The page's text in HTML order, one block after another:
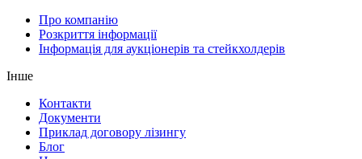
Про компанію
Розкриття інформації
Інформація для аукціонерів та стейкхолдерів
Інше
Контакти
Документи
Приклад договору лізингу
Блог